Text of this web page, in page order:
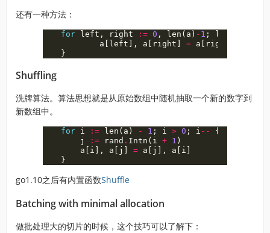
还有一种方法：
for left , right := 0 , len ( a ) - 1 ; left
a
left ], a right = a right
}
Shuffling
洗牌算法。算法思想就是从原始数组中随机抽取一个新的数字到
新数组中。
for i := len ( a ) - 1 ; i > 0 ; i --
{
j
:= rand . Intn ( i + 1 )
a
i ], a j = a j ], a i
}
go1.10之后有内置函数Shuffle
Batching with minimal allocation
做批处理大的切片的时候，这个技巧可以了解下：